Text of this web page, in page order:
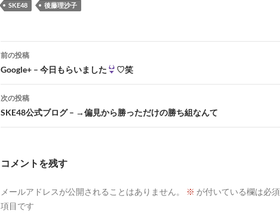
SKE48 後藤理沙子
投
稿
ナ
ビ
ゲ
ョ
前の投稿
Google+ – 今日もらいました ♡笑
次の投稿
SKE48公式ブログ – →偏見から勝っただけの勝ち組なんて
コメントを残す
メールアドレスが公開されることはありません。 ※ が付いている欄は必須
項目です